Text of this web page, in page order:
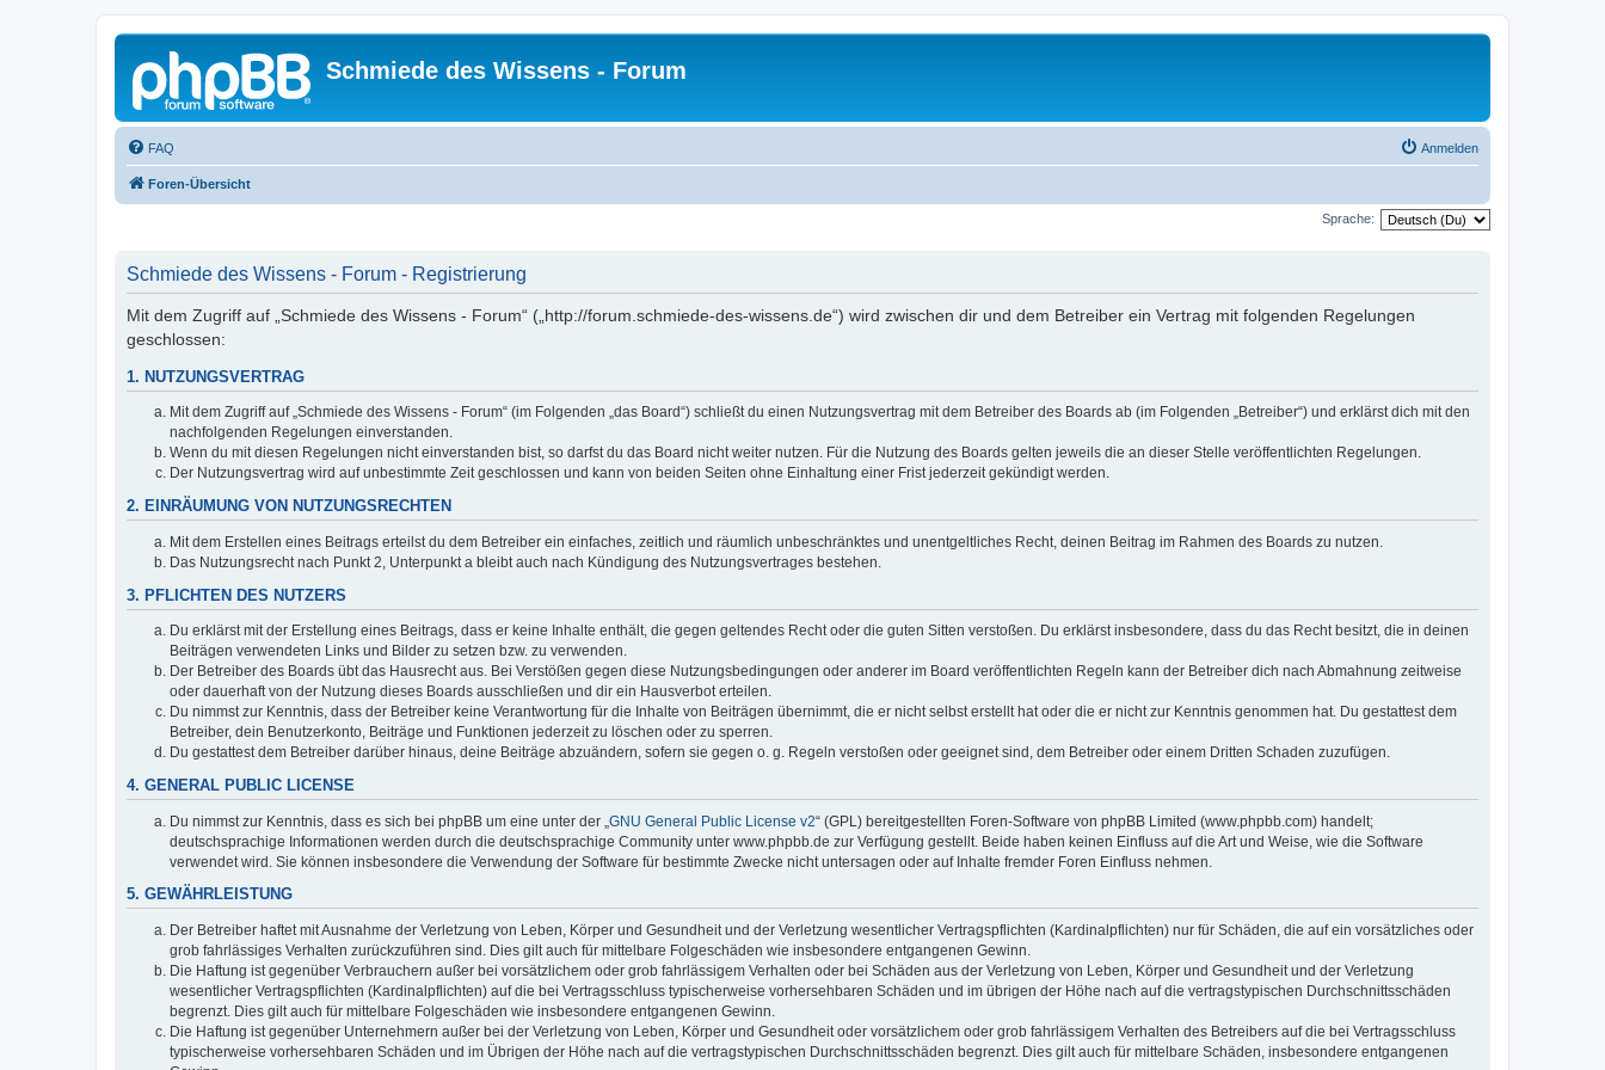
Schmiede des Wissens - Forum
FAQ Anmelden
Foren-Übersicht
Sprache:
Schmiede des Wissens - Forum - Registrierung
Mit dem Zugriff auf „Schmiede des Wissens - Forum“ („http://forum.schmiede-des-wissens.de“) wird zwischen dir und dem Betreiber ein Vertrag mit folgenden Regelungen
geschlossen:
1. NUTZUNGSVERTRAG
Mit dem Zugriff auf „Schmiede des Wissens - Forum“ (im Folgenden „das Board“) schließt du einen Nutzungsvertrag mit dem Betreiber des Boards ab (im Folgenden „Betreiber“) und erklärst dich mit den
nachfolgenden Regelungen einverstanden.
Wenn du mit diesen Regelungen nicht einverstanden bist, so darfst du das Board nicht weiter nutzen. Für die Nutzung des Boards gelten jeweils die an dieser Stelle veröffentlichten Regelungen.
Der Nutzungsvertrag wird auf unbestimmte Zeit geschlossen und kann von beiden Seiten ohne Einhaltung einer Frist jederzeit gekündigt werden.
2. EINRÄUMUNG VON NUTZUNGSRECHTEN
Mit dem Erstellen eines Beitrags erteilst du dem Betreiber ein einfaches, zeitlich und räumlich unbeschränktes und unentgeltliches Recht, deinen Beitrag im Rahmen des Boards zu nutzen.
Das Nutzungsrecht nach Punkt 2, Unterpunkt a bleibt auch nach Kündigung des Nutzungsvertrages bestehen.
3. PFLICHTEN DES NUTZERS
Du erklärst mit der Erstellung eines Beitrags, dass er keine Inhalte enthält, die gegen geltendes Recht oder die guten Sitten verstoßen. Du erklärst insbesondere, dass du das Recht besitzt, die in deinen
Beiträgen verwendeten Links und Bilder zu setzen bzw. zu verwenden.
Der Betreiber des Boards übt das Hausrecht aus. Bei Verstößen gegen diese Nutzungsbedingungen oder anderer im Board veröffentlichten Regeln kann der Betreiber dich nach Abmahnung zeitweise
oder dauerhaft von der Nutzung dieses Boards ausschließen und dir ein Hausverbot erteilen.
Du nimmst zur Kenntnis, dass der Betreiber keine Verantwortung für die Inhalte von Beiträgen übernimmt, die er nicht selbst erstellt hat oder die er nicht zur Kenntnis genommen hat. Du gestattest dem
Betreiber, dein Benutzerkonto, Beiträge und Funktionen jederzeit zu löschen oder zu sperren.
Du gestattest dem Betreiber darüber hinaus, deine Beiträge abzuändern, sofern sie gegen o. g. Regeln verstoßen oder geeignet sind, dem Betreiber oder einem Dritten Schaden zuzufügen.
4. GENERAL PUBLIC LICENSE
Du nimmst zur Kenntnis, dass es sich bei phpBB um eine unter der „ GNU General Public License v2“ (GPL) bereitgestellten Foren-Software von phpBB Limited (www.phpbb.com) handelt;
deutschsprachige Informationen werden durch die deutschsprachige Community unter www.phpbb.de zur Verfügung gestellt. Beide haben keinen Einfluss auf die Art und Weise, wie die Software
verwendet wird. Sie können insbesondere die Verwendung der Software für bestimmte Zwecke nicht untersagen oder auf Inhalte fremder Foren Einfluss nehmen.
5. GEWÄHRLEISTUNG
Der Betreiber haftet mit Ausnahme der Verletzung von Leben, Körper und Gesundheit und der Verletzung wesentlicher Vertragspflichten (Kardinalpflichten) nur für Schäden, die auf ein vorsätzliches oder
grob fahrlässiges Verhalten zurückzuführen sind. Dies gilt auch für mittelbare Folgeschäden wie insbesondere entgangenen Gewinn.
Die Haftung ist gegenüber Verbrauchern außer bei vorsätzlichem oder grob fahrlässigem Verhalten oder bei Schäden aus der Verletzung von Leben, Körper und Gesundheit und der Verletzung
wesentlicher Vertragspflichten (Kardinalpflichten) auf die bei Vertragsschluss typischerweise vorhersehbaren Schäden und im übrigen der Höhe nach auf die vertragstypischen Durchschnittsschäden
begrenzt. Dies gilt auch für mittelbare Folgeschäden wie insbesondere entgangenen Gewinn.
Die Haftung ist gegenüber Unternehmern außer bei der Verletzung von Leben, Körper und Gesundheit oder vorsätzlichem oder grob fahrlässigem Verhalten des Betreibers auf die bei Vertragsschluss
typischerweise vorhersehbaren Schäden und im Übrigen der Höhe nach auf die vertragstypischen Durchschnittsschäden begrenzt. Dies gilt auch für mittelbare Schäden, insbesondere entgangenen